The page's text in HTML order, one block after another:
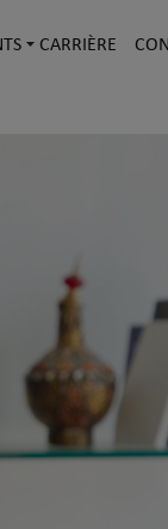
CARRIÈRE